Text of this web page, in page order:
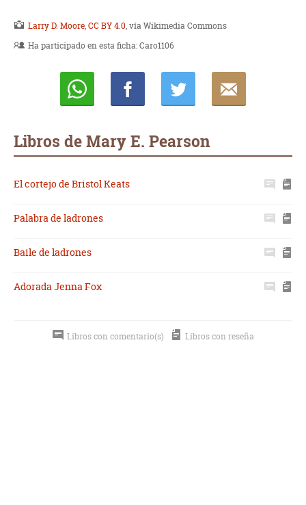
Larry D. Moore,CC BY 4.0, vía Wikimedia Commons
Ha participado en esta ficha:Caro1106
Libros de Mary E. Pearson
El cortejo de Bristol Keats
Palabra de ladrones
Baile de ladrones
Adorada Jenna Fox
Libros con comentario(s) Libros con reseña